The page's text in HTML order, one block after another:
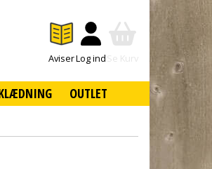
OUTLET
AviserLog indSe Kurv